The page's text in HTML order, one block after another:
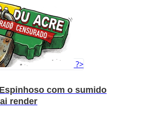
?>
com o sumido
render